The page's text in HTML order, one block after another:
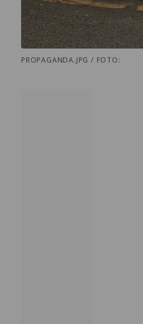
PROPAGANDA.JPG / FOTO: